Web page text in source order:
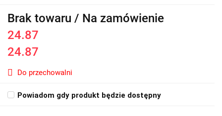
Brak towaru / Na zamówienie
24.87
24.87
Do przechowalni
Powiadom gdy produkt będzie dostępny